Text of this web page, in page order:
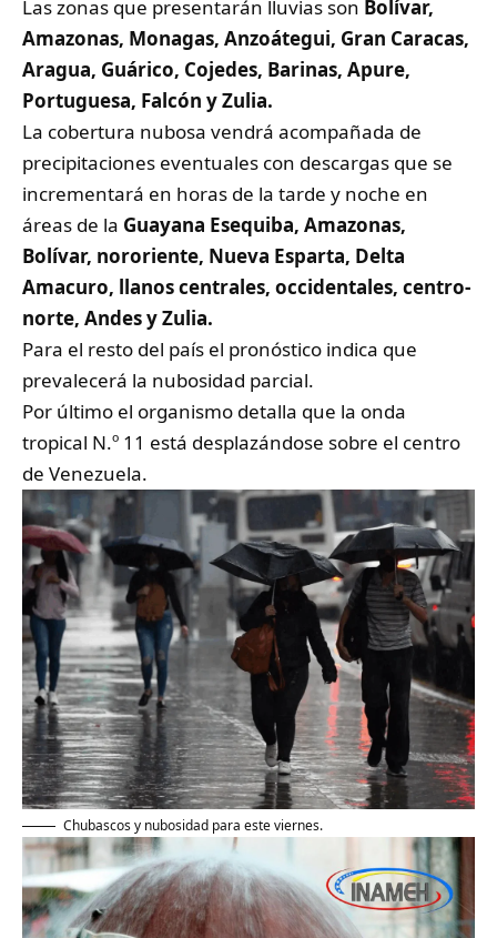
Las zonas que presentarán lluvias son Bolívar,
Amazonas, Monagas, Anzoátegui, Gran Caracas,
Aragua, Guárico, Cojedes, Barinas, Apure,
Portuguesa, Falcón y Zulia.
La cobertura nubosa vendrá acompañada de
precipitaciones eventuales con descargas que se
incrementará en horas de la tarde y noche en
áreas de la Guayana Esequiba, Amazonas,
Bolívar, nororiente, Nueva Esparta, Delta
Amacuro, llanos centrales, occidentales, centro-
norte, Andes y Zulia.
Para el resto del país el pronóstico indica que
prevalecerá la nubosidad parcial.
Por último el organismo detalla que la onda
tropical N.º 11 está desplazándose sobre el centro
de Venezuela.
Chubascos y nubosidad para este viernes.